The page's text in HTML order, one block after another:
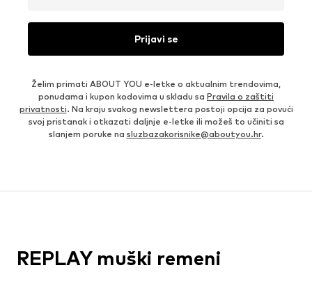
Prijavi se
Želim primati ABOUT YOU e-letke o aktualnim trendovima,
ponudama i kupon kodovima u skladu sa Pravila o zaštiti
privatnosti. Na kraju svakog newslettera postoji opcija za povući
svoj pristanak i otkazati daljnje e-letke ili možeš to učiniti sa
slanjem poruke na sluzbazakorisnike@aboutyou.hr.
REPLAY muški remeni